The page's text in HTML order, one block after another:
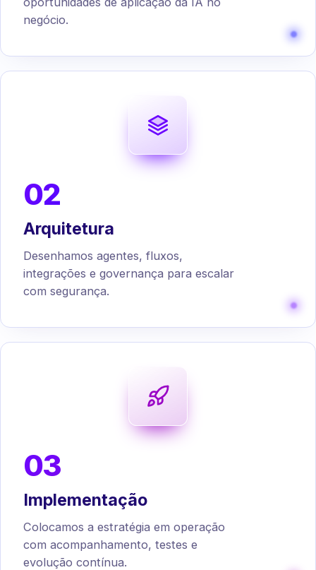
negócio.
02
Arquitetura
Desenhamos agentes, fluxos,
integrações e governança para escalar
com segurança.
03
Implementação
Colocamos a estratégia em operação
com acompanhamento, testes e
evolução contínua.